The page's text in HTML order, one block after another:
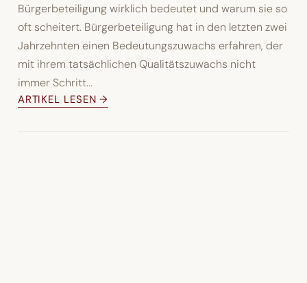
Bürgerbeteiligung wirklich bedeutet und warum sie so
oft scheitert. Bürgerbeteiligung hat in den letzten zwei
Jahrzehnten einen Bedeutungszuwachs erfahren, der
mit ihrem tatsächlichen Qualitätszuwachs nicht
immer Schritt...
ARTIKEL LESEN →